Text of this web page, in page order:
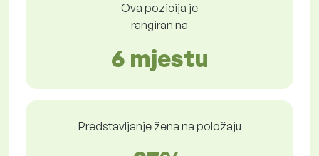
Ova pozicija je
rangiran na
6 mjestu
Predstavljanje žena na položaju